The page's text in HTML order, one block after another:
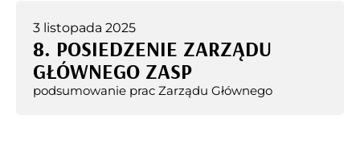
3 listopada 2025
8. POSIEDZENIE ZARZĄDU
GŁÓWNEGO ZASP
podsumowanie prac Zarządu Głównego